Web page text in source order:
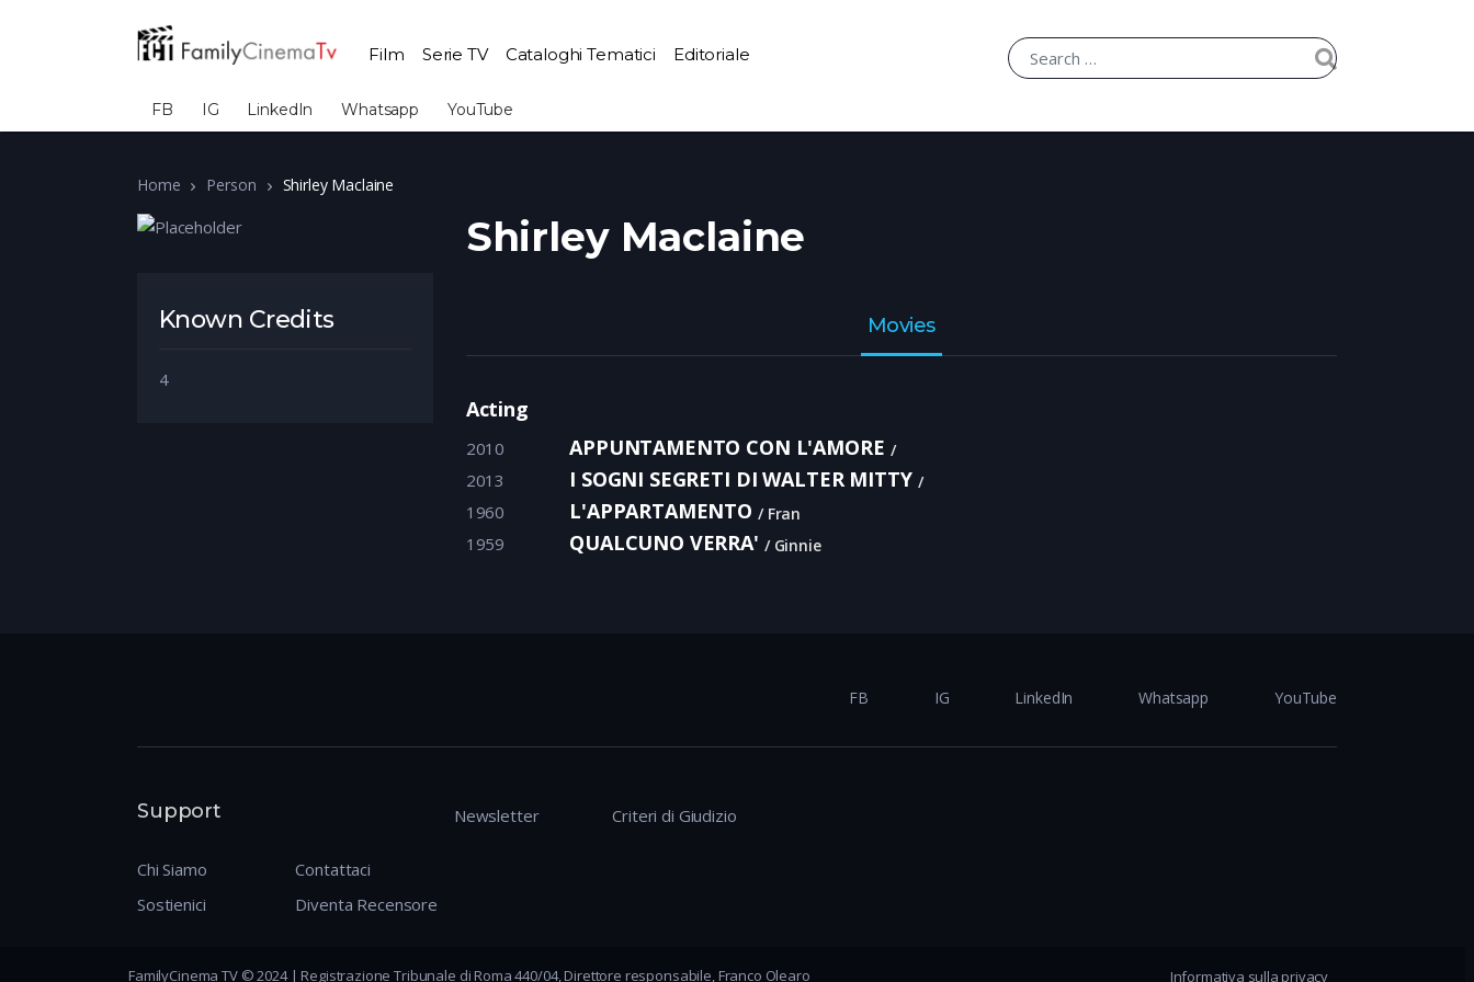
Film Serie TV Cataloghi Tematici Editoriale
FB IG LinkedIn Whatsapp YouTube
Home Person Shirley Maclaine
Known Credits
4
Shirley Maclaine
Movies
Acting
2010 APPUNTAMENTO CON L'AMORE
2013 I SOGNI SEGRETI DI WALTER MITTY
1960 L'APPARTAMENTO Fran
1959 QUALCUNO VERRA' Ginnie
FB IG LinkedIn Whatsapp YouTube
Support
Chi Siamo
Sostienici
Contattaci
Diventa Recensore
Newsletter Criteri di Giudizio
FamilyCinema TV © 2024 | Registrazione Tribunale di Roma 440/04, Direttore responsabile, Franco Olearo Informativa sulla privacy